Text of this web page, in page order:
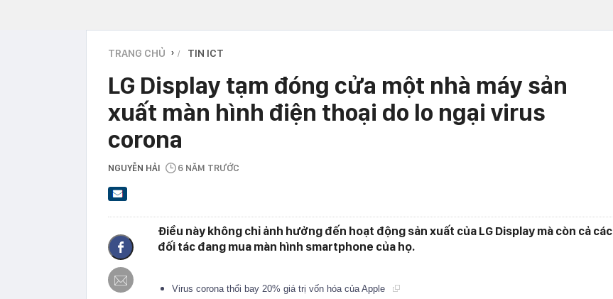
TRANG CHỦ › TIN ICT
LG Display tạm đóng cửa một nhà máy sản
xuất màn hình điện thoại do lo ngại virus
corona
NGUYỄN HẢI 6 NĂM TRƯỚC
Điều này không chỉ ảnh hưởng đến hoạt động sản xuất của LG Display mà còn cả các
đối tác đang mua màn hình smartphone của họ.
Virus corona thổi bay 20% giá trị vốn hóa của Apple